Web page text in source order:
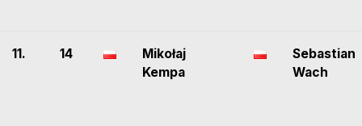
11. 14
Mikołaj
Kempa
Sebastian
Wach